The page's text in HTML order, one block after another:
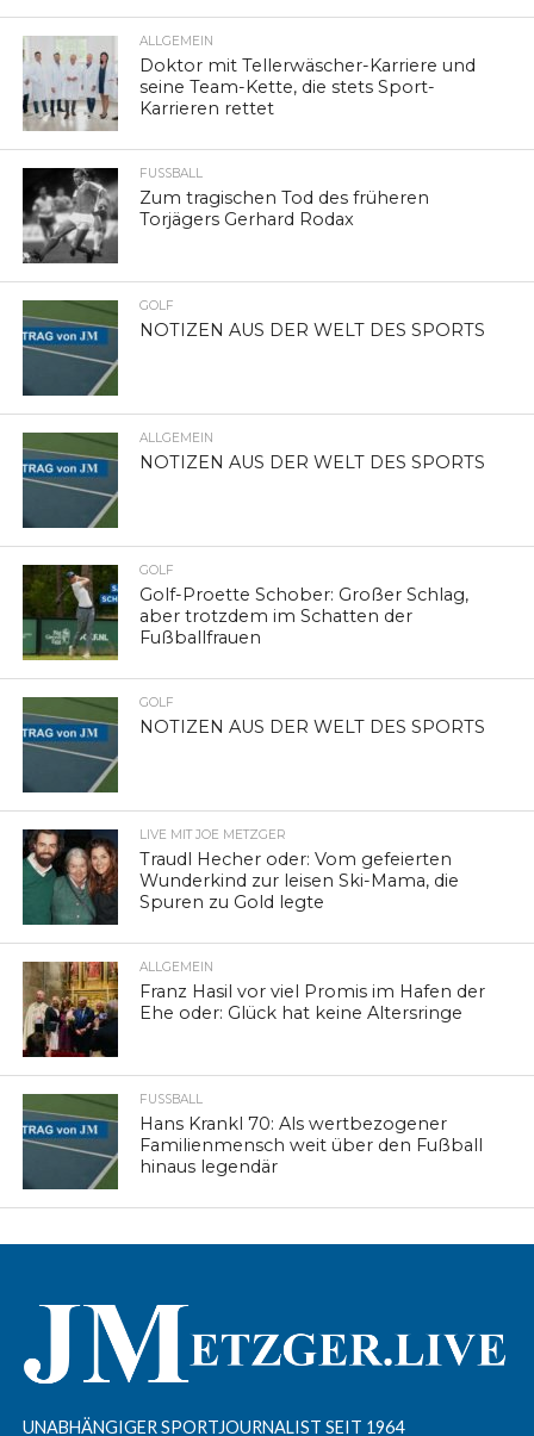
ALLGEMEIN
Doktor mit Tellerwäscher-Karriere und
seine Team-Kette, die stets Sport-
Karrieren rettet
FUSSBALL
Zum tragischen Tod des früheren
Torjägers Gerhard Rodax
GOLF
NOTIZEN AUS DER WELT DES SPORTS
ALLGEMEIN
NOTIZEN AUS DER WELT DES SPORTS
GOLF
Golf-Proette Schober: Großer Schlag,
aber trotzdem im Schatten der
Fußballfrauen
GOLF
NOTIZEN AUS DER WELT DES SPORTS
LIVE MIT JOE METZGER
Traudl Hecher oder: Vom gefeierten
Wunderkind zur leisen Ski-Mama, die
Spuren zu Gold legte
ALLGEMEIN
Franz Hasil vor viel Promis im Hafen der
Ehe oder: Glück hat keine Altersringe
FUSSBALL
Hans Krankl 70: Als wertbezogener
Familienmensch weit über den Fußball
hinaus legendär
UNABHÄNGIGER SPORTJOURNALIST SEIT 1964